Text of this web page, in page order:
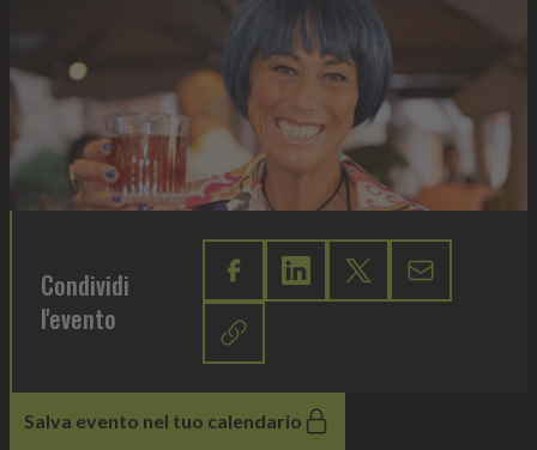
Condividi
l'evento
Salva evento nel tuo calendario